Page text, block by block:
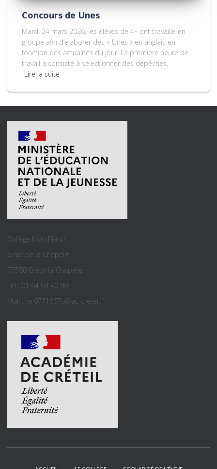
Concours de Unes
Mardi 24 mars 2026, les élèves de 4F ont travaillé en
groupe afin d’élaborer des « Unes » en anglais en
fonction des actualités du jour. La première heure de
travail a consisté à sélectionner des dépêches,
Lire la suite
Collège Mon Plaisir
6 rue de la Chapelle
77580 Crécy-la-Chapelle
Tel : 01 64 63 40 90
Mail : ce.0771667u@ac-creteil.fr